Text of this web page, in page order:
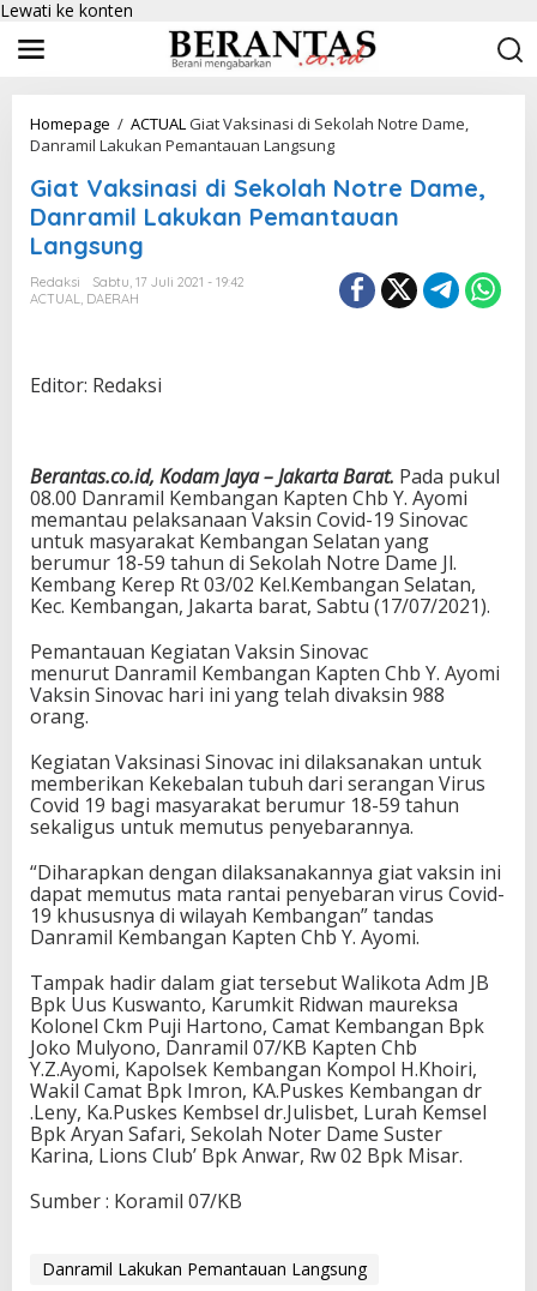
Lewati ke konten
Homepage / ACTUALGiat Vaksinasi di Sekolah Notre Dame,
Danramil Lakukan Pemantauan Langsung
Giat Vaksinasi di Sekolah Notre Dame,
Danramil Lakukan Pemantauan
Langsung
Redaksi
Sabtu, 17 Juli 2021 - 19:42
ACTUAL, DAERAH
Editor: Redaksi
Berantas.co.id, Kodam Jaya – Jakarta Barat. Pada pukul
08.00 Danramil Kembangan Kapten Chb Y. Ayomi
memantau pelaksanaan Vaksin Covid-19 Sinovac
untuk masyarakat Kembangan Selatan yang
berumur 18-59 tahun di Sekolah Notre Dame Jl.
Kembang Kerep Rt 03/02 Kel.Kembangan Selatan,
Kec. Kembangan, Jakarta barat, Sabtu (17/07/2021).
Pemantauan Kegiatan Vaksin Sinovac
menurut Danramil Kembangan Kapten Chb Y. Ayomi
Vaksin Sinovac hari ini yang telah divaksin 988
orang.
Kegiatan Vaksinasi Sinovac ini dilaksanakan untuk
memberikan Kekebalan tubuh dari serangan Virus
Covid 19 bagi masyarakat berumur 18-59 tahun
sekaligus untuk memutus penyebarannya.
“Diharapkan dengan dilaksanakannya giat vaksin ini
dapat memutus mata rantai penyebaran virus Covid-
19 khususnya di wilayah Kembangan” tandas
Danramil Kembangan Kapten Chb Y. Ayomi.
Tampak hadir dalam giat tersebut Walikota Adm JB
Bpk Uus Kuswanto, Karumkit Ridwan maureksa
Kolonel Ckm Puji Hartono, Camat Kembangan Bpk
Joko Mulyono, Danramil 07/KB Kapten Chb
Y.Z.Ayomi, Kapolsek Kembangan Kompol H.Khoiri,
Wakil Camat Bpk Imron, KA.Puskes Kembangan dr
.Leny, Ka.Puskes Kembsel dr.Julisbet, Lurah Kemsel
Bpk Aryan Safari, Sekolah Noter Dame Suster
Karina, Lions Club’ Bpk Anwar, Rw 02 Bpk Misar.
Sumber : Koramil 07/KB
Danramil Lakukan Pemantauan Langsung